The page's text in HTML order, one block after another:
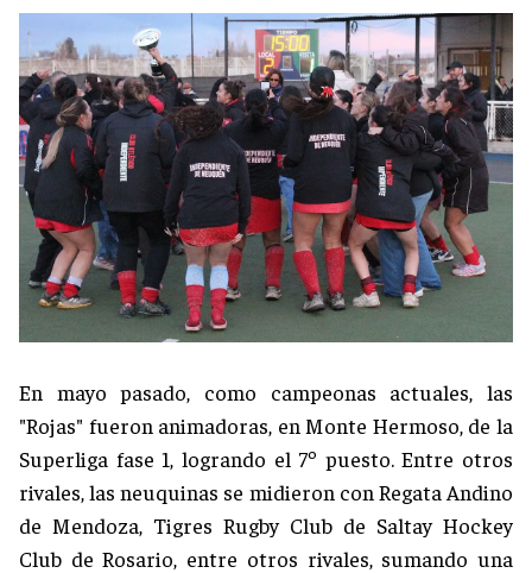
En mayo pasado, como campeonas actuales, las
"Rojas" fueron animadoras, en Monte Hermoso, de la
Superliga fase 1, logrando el 7º puesto. Entre otros
rivales, las neuquinas se midieron con Regata Andino
de Mendoza, Tigres Rugby Club de Saltay Hockey
Club de Rosario, entre otros rivales, sumando una